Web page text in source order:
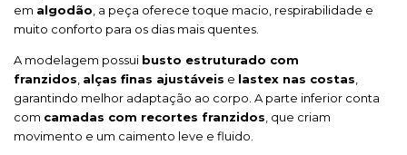
em algodão , a peça oferece toque macio, respirabilidade e
muito conforto para os dias mais quentes.
A modelagem possui busto estruturado com
franzidos alças finas ajustáveis e lastex nas costas
garantindo melhor adaptação ao corpo. A parte inferior conta
com camadas com recortes franzidos , que criam
movimento e um caimento leve e fluido.